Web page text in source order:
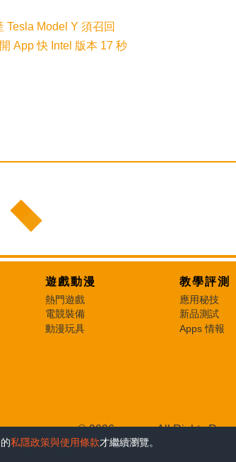
Tesla Model Y 須召回
App 快 Intel 版本 17 秒
遊戲動漫
熱門遊戲
電競裝備
動漫玩具
教學評測
應用秘技
新品測試
Apps 情報
© 2026 e-zone. All Rights
私隱政策與使用條款才繼續瀏覽。